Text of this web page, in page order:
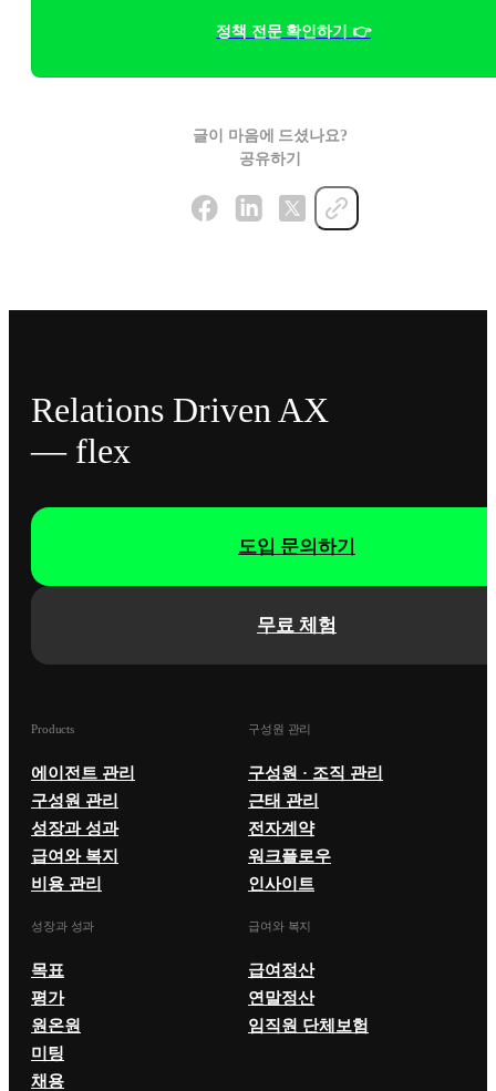
정책 전문 확인하기 👉
글이 마음에 드셨나요?
공유하기
Relations Driven AX
— flex
무료 체험
도입 문의하기
Products
에이전트 관리
구성원 관리
성장과 성과
급여와 복지
비용 관리
구성원 관리
구성원 · 조직 관리
근태 관리
전자계약
워크플로우
인사이트
성장과 성과
목표
평가
원온원
미팅
채용
급여와 복지
급여정산
연말정산
임직원 단체보험